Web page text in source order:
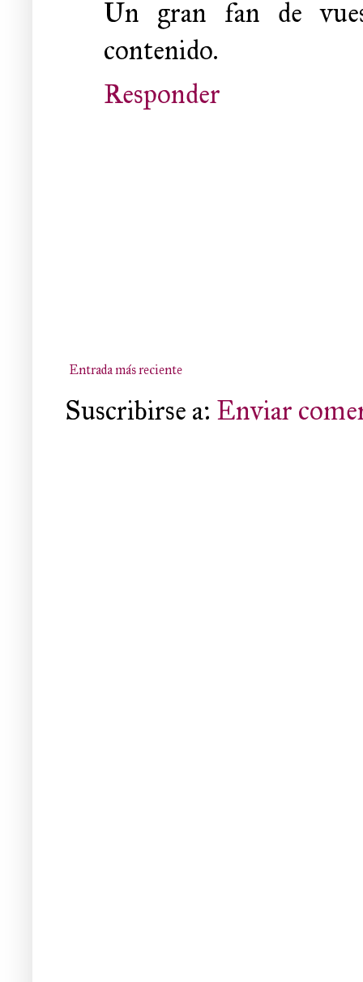
Un gran fan de
contenido.
Responder
Entrada más reciente
Suscribirse a: Enviar